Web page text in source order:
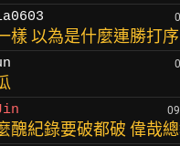
樣 以為是什麼連勝打序
醜紀錄要破都破 偉哉